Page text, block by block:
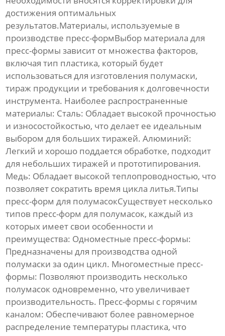
достижения оптимальных
результатов.Материалы, используемые в
производстве пресс-формВыбор материала для
пресс-формы зависит от множества факторов,
включая тип пластика, который будет
использоваться для изготовления полумаски,
тираж продукции и требования к долговечности
инструмента. Наиболее распространенные
материалы: Сталь: Обладает высокой прочностью
и износостойкостью, что делает ее идеальным
выбором для больших тиражей.Алюминий:
Легкий и хорошо поддается обработке, подходит
для небольших тиражей и прототипирования.
Медь: Обладает высокой теплопроводностью, что
позволяет сократить время цикла литья.Типы
пресс-форм для полумасокСуществует несколько
типов пресс-форм для полумасок, каждый из
которых имеет свои особенности и
преимущества: Одноместные пресс-формы:
Предназначены для производства одной
полумаски за один цикл. Многоместные пресс-
формы: Позволяют производить несколько
полумасок одновременно, что увеличивает
производительность. Пресс-формы с горячим
каналом: Обеспечивают более равномерное
распределение температуры пластика, что